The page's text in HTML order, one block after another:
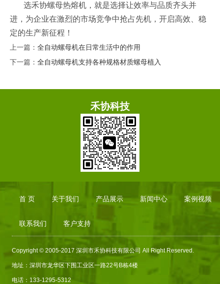
选禾协螺母热熔机，就是选择让效率与品质齐头并
进，为企业在激烈的市场竞争中抢占先机，开启高效、稳
定的生产新征程！
上一篇： 全自动螺母机在日常生活中的作用​
下一篇： 全自动螺母机支持各种规格材质螺母植入
禾协科技
首 页 关于我们 产品展示 新闻中心 案例视频
联系我们 客户支持
Copyright © 2005-2017 深圳市禾协科技有限公司 All Right Reserved.
地址：深圳市龙华区下围工业区一路22号B栋4楼
电话：133-1295-5312